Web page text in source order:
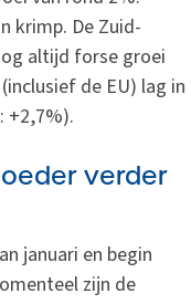
krimp. De Zuid-
altijd forse groei
de EU) lag in
+2,7%).
verder
januari en begin
zijn de